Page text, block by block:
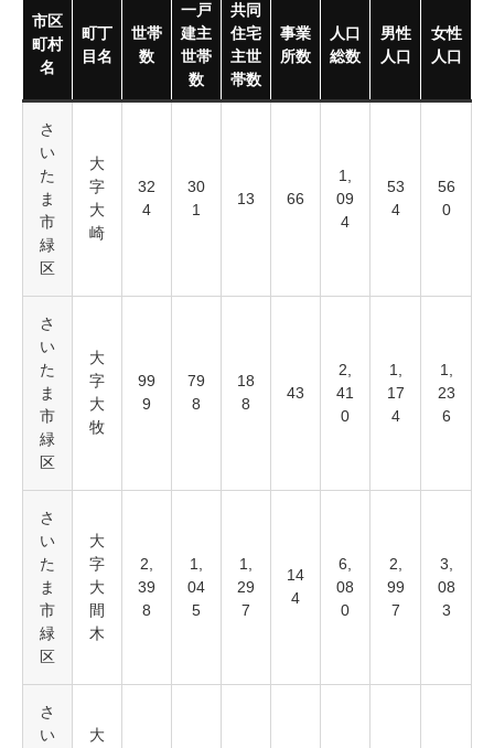
市区
町村
名
町丁
目名
世帯
数
一戸
建主
世帯
数
共同
住宅
主世
帯数
事業
所数
人口
総数
男性
人口
女性
人口
さ
い
た
ま
市
緑
区
大
字
大
崎
32
4
30
1
13 66
1,
09
4
53
4
56
0
さ
い
た
ま
市
緑
区
大
字
大
牧
99
9
79
8
18
8
43
2,
41
0
1,
17
4
1,
23
6
さ
い
た
ま
市
緑
区
大
字
大
間
木
2,
39
8
1,
04
5
1,
29
7
14
4
6,
08
0
2,
99
7
3,
08
3
さ
い
大